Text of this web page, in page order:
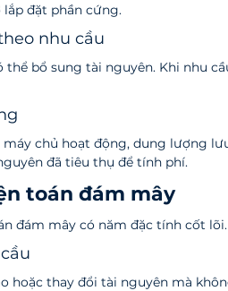
đặt phần cứng.
nhu cầu
bổ sung tài nguyên. Khi nhu
máy chủ hoạt động, dung lượng
đã tiêu thụ để tính phí.
toán đám mây
đám mây có năm đặc tính cốt lõi.
hoặc thay đổi tài nguyên mà